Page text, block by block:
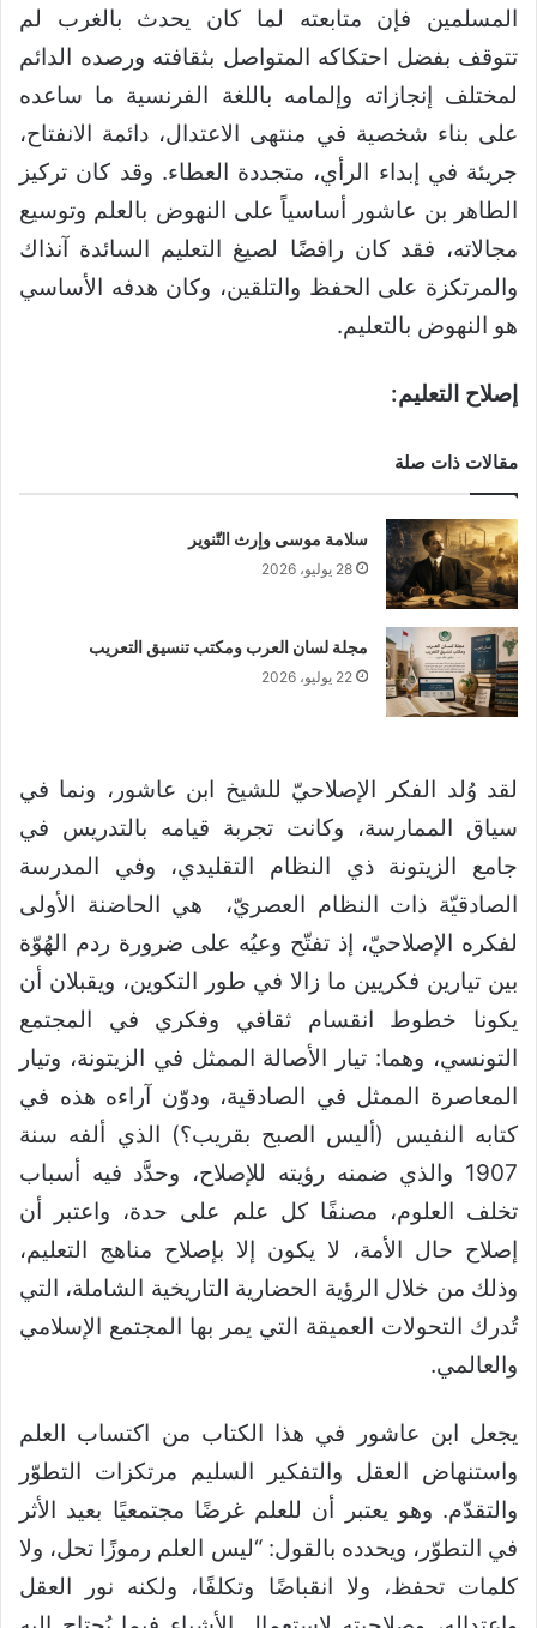
المسلمين فإن متابعته لما كان يحدث بالغرب لم
تتوقف بفضل احتكاكه المتواصل بثقافته ورصده الدائم
لمختلف إنجازاته وإلمامه باللغة الفرنسية ما ساعده
على بناء شخصية في منتهى الاعتدال، دائمة الانفتاح،
جريئة في إبداء الرأي، متجددة العطاء. وقد كان تركيز
الطاهر بن عاشور أساسياً على النهوض بالعلم وتوسيع
مجالاته، فقد كان رافضًا لصيغ التعليم السائدة آنذاك
والمرتكزة على الحفظ والتلقين، وكان هدفه الأساسي
هو النهوض بالتعليم.
إصلاح التعليم:
مقالات ذات صلة
سلامة موسى وإرث التّنوير
28 يوليو، 2026
مجلة لسان العرب ومكتب تنسيق التعريب
22 يوليو، 2026
لقد وُلد الفكر الإصلاحيّ للشيخ ابن عاشور، ونما في
سياق الممارسة، وكانت تجربة قيامه بالتدريس في
جامع الزيتونة ذي النظام التقليدي، وفي المدرسة
الصادقيّة ذات النظام العصريّ، هي الحاضنة الأولى
لفكره الإصلاحيّ، إذ تفتّح وعيُه على ضرورة ردم الهُوّة
بين تيارين فكريين ما زالا في طور التكوين، ويقبلان أن
يكونا خطوط انقسام ثقافي وفكري في المجتمع
التونسي، وهما: تيار الأصالة الممثل في الزيتونة، وتيار
المعاصرة الممثل في الصادقية، ودوّن آراءه هذه في
كتابه النفيس (أليس الصبح بقريب؟) الذي ألفه سنة
1907 والذي ضمنه رؤيته للإصلاح، وحدَّد فيه أسباب
تخلف العلوم، مصنفًا كل علم على حدة، واعتبر أن
إصلاح حال الأمة، لا يكون إلا بإصلاح مناهج التعليم،
وذلك من خلال الرؤية الحضارية التاريخية الشاملة، التي
تُدرك التحولات العميقة التي يمر بها المجتمع الإسلامي
والعالمي.
يجعل ابن عاشور في هذا الكتاب من اكتساب العلم
واستنهاض العقل والتفكير السليم مرتكزات التطوّر
والتقدّم. وهو يعتبر أن للعلم غرضًا مجتمعيًا بعيد الأثر
في التطوّر، ويحدده بالقول: “ليس العلم رموزًا تحل، ولا
كلمات تحفظ، ولا انقباضًا وتكلفًا، ولكنه نور العقل